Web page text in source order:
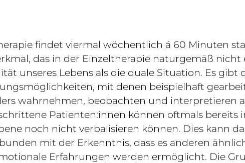
findet viermal wöchentlich á 60 Minuten
das in der Einzeltherapie naturgemäß
unseres Lebens als die duale Situation. Es
mit denen beispielhaft
wahrnehmen, beobachten und interpretieren
Patienten:innen können oftmals bereits
noch nicht verbalisieren können. Dies kann
mit der Erkenntnis, dass es anderen
Erfahrungen werden ermöglicht. Die